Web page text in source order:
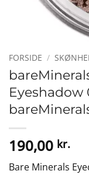
FORSIDE /
Eyeshadow
190,00 kr.
Bare Minerals